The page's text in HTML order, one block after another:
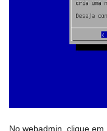
No webadmin, clique